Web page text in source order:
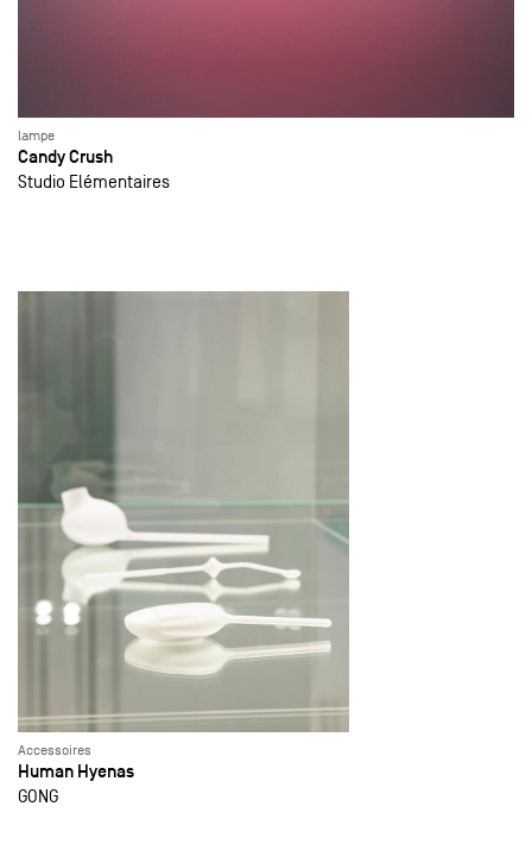
lampe
Candy Crush
Studio Elémentaires
Accessoires
Human Hyenas
GONG